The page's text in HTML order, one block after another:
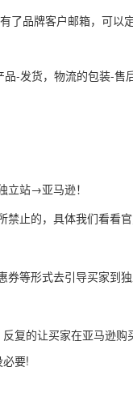
了品牌客户邮箱，可
-发货，物流的包装-售
立站→亚马逊！
止的，具体我们看看官
等形式去引导买家到
复的让买家在亚马逊
要!